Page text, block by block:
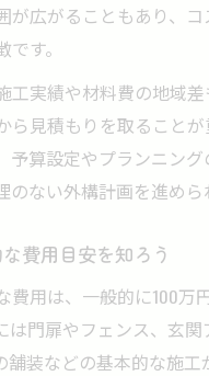
重視したい使い勝手と
えた外構工事とコスト調
生活動線を意識した予
ェンスの優先順位と費
トを抑える方法とは
コスト削減ポイントを
想を叶える外構工事の工
いための外構工事費用の抑
無駄な費用を防ぐコツ
の外構工事に絞る方法
が広がることもあり、
す。
工実績や材料費の地域
ら見積もりを取ることが
予算設定やプランニン
ない外構計画を進めら
費用目安を知ろう
費用は、一般的に100万
は門扉やフェンス、玄関
舗装などの基本的な施工